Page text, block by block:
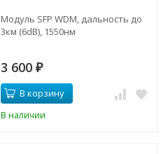
Модуль SFP WDM, дальность до
3км (6dB), 1550нм
3 600 ₽
В корзину
В наличии